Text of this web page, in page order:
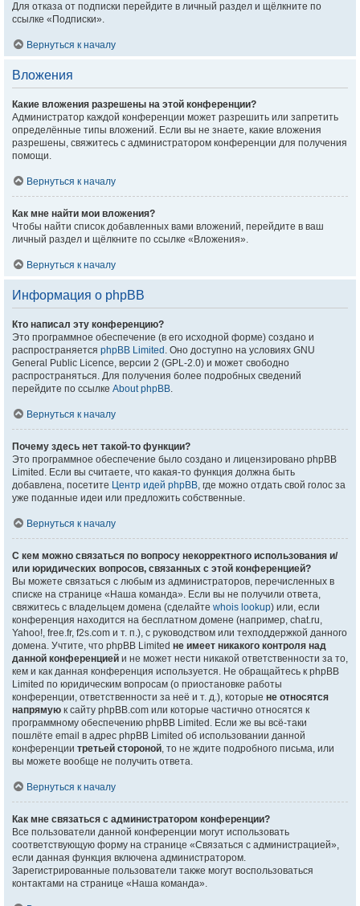
Для отказа от подписки перейдите в личный раздел и щёлкните по
ссылке «Подписки».
Вернуться к началу
Вложения
Какие вложения разрешены на этой конференции?
Администратор каждой конференции может разрешить или запретить
определённые типы вложений. Если вы не знаете, какие вложения
разрешены, свяжитесь с администратором конференции для получения
помощи.
Вернуться к началу
Как мне найти мои вложения?
Чтобы найти список добавленных вами вложений, перейдите в ваш
личный раздел и щёлкните по ссылке «Вложения».
Вернуться к началу
Информация о phpBB
Кто написал эту конференцию?
Это программное обеспечение (в его исходной форме) создано и
распространяется phpBB Limited . Оно доступно на условиях GNU
General Public Licence, версии 2 (GPL-2.0) и может свободно
распространяться. Для получения более подробных сведений
перейдите по ссылке About phpBB.
Вернуться к началу
Почему здесь нет такой-то функции?
Это программное обеспечение было создано и лицензировано phpBB
Limited. Если вы считаете, что какая-то функция должна быть
добавлена, посетите Центр идей phpBB, где можно отдать свой голос за
уже поданные идеи или предложить собственные.
Вернуться к началу
С кем можно связаться по вопросу некорректного использования и/
или юридических вопросов, связанных с этой конференцией?
Вы можете связаться с любым из администраторов, перечисленных в
списке на странице «Наша команда». Если вы не получили ответа,
свяжитесь с владельцем домена (сделайте whois lookup) или, если
конференция находится на бесплатном домене (например, chat.ru,
Yahoo!, free.fr, f2s.com и т. п.), с руководством или техподдержкой данного
домена. Учтите, что phpBB Limited не имеет никакого контроля над
данной конференцией и не может нести никакой ответственности за то,
кем и как данная конференция используется. Не обращайтесь к phpBB
Limited по юридическим вопросам (о приостановке работы
конференции, ответственности за неё и т. д.), которые не относятся
напрямую к сайту phpBB.com или которые частично относятся к
программному обеспечению phpBB Limited. Если же вы всё-таки
пошлёте email в адрес phpBB Limited об использовании данной
конференции третьей стороной, то не ждите подробного письма, или
вы можете вообще не получить ответа.
Вернуться к началу
Как мне связаться с администратором конференции?
Все пользователи данной конференции могут использовать
соответствующую форму на странице «Связаться с администрацией»,
если данная функция включена администратором.
Зарегистрированные пользователи также могут воспользоваться
контактами на странице «Наша команда».